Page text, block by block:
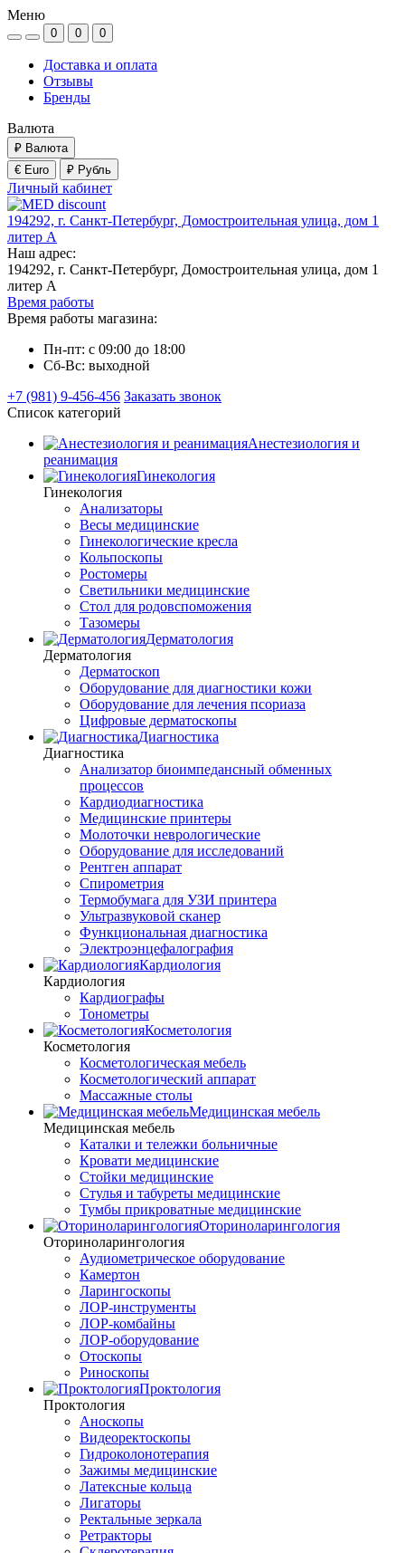
Меню
0 0 0
Доставка и оплата
Отзывы
Бренды
Валюта
₽ Валюта
€ Euro
₽ Рубль
Личный кабинет
194292, г. Санкт-Петербург, Домостроительная улица, дом 1
литер А
Наш адрес:
194292, г. Санкт-Петербург, Домостроительная улица, дом 1
литер А
Время работы
Время работы магазина:
Пн-пт: с 09:00 до 18:00
Сб-Вс: выходной
+7 (981) 9-456-456 Заказать звонок
Список категорий
Анестезиология и
реанимация
Гинекология
Гинекология
Анализаторы
Весы медицинские
Гинекологические кресла
Кольпоскопы
Ростомеры
Светильники медицинские
Стол для родовспоможения
Тазомеры
Дерматология
Дерматология
Дерматоскоп
Оборудование для диагностики кожи
Оборудование для лечения псориаза
Цифровые дерматоскопы
Диагностика
Диагностика
Анализатор биоимпедансный обменных
процессов
Кардиодиагностика
Медицинские принтеры
Молоточки неврологические
Оборудование для исследований
Рентген аппарат
Спирометрия
Термобумага для УЗИ принтера
Ультразвуковой сканер
Функциональная диагностика
Электроэнцефалография
Кардиология
Кардиология
Кардиографы
Тонометры
Косметология
Косметология
Косметологическая мебель
Косметологический аппарат
Массажные столы
Медицинская мебель
Медицинская мебель
Каталки и тележки больничные
Кровати медицинские
Стойки медицинские
Стулья и табуреты медицинские
Тумбы прикроватные медицинские
Оториноларингология
Оториноларингология
Аудиометрическое оборудование
Камертон
Ларингоскопы
ЛОР-инструменты
ЛОР-комбайны
ЛОР-оборудование
Отоскопы
Риноскопы
Проктология
Проктология
Аноскопы
Видеоректоскопы
Гидроколонотерапия
Зажимы медицинские
Латексные кольца
Лигаторы
Ректальные зеркала
Ретракторы